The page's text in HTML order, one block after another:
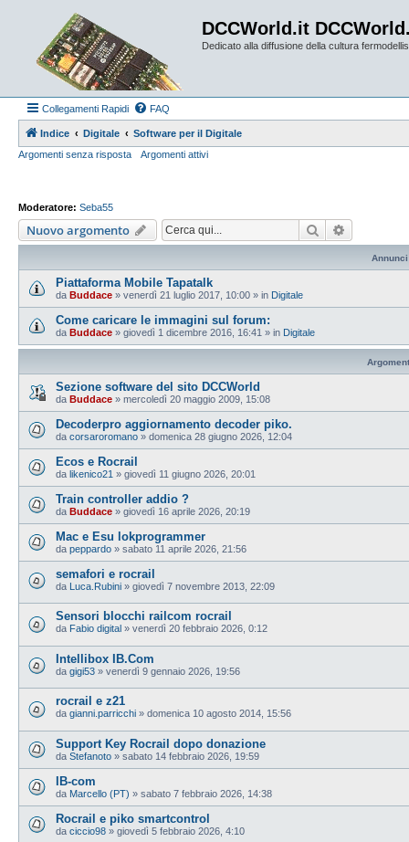
DCCWorld.it
Dedicato alla diffusione della cultura
Collegamenti Rapidi FAQ
Indice Digitale
Software per il Digitale
Argomenti senza risposta
Argomenti attivi
Moderatore: Seba55
Nuovo argomento Cerca
Annunci
Piattaforma Mobile Tapatalk
da Buddace » venerdì 21 luglio 2017, 10:00 » in Digitale
Come caricare le immagini sul forum:
da Buddace » giovedì 1 dicembre 2016, 16:41 » in Digitale
Sezione software del sito DCCWorld
da Buddace » mercoledì 20 maggio 2009, 15:08
Decoderpro aggiornamento decoder piko.
da corsaroromano » domenica 28 giugno 2026, 12:04
Ecos e Rocrail
da likenico21 » giovedì 11 giugno 2026, 20:01
Train controller addio ?
da Buddace » giovedì 16 aprile 2026, 20:19
Mac e Esu lokprogrammer
da peppardo » sabato 11 aprile 2026, 21:56
semafori e rocrail
da Luca.Rubini » giovedì 7 novembre 2013, 22:09
Sensori blocchi railcom rocrail
da Fabio digital » venerdì 20 febbraio 2026, 0:12
Intellibox IB.Com
da gigi53 » venerdì 9 gennaio 2026, 19:56
rocrail e z21
da gianni.parricchi » domenica 10 agosto 2014, 15:56
Support Key Rocrail dopo donazione
da Stefanoto » sabato 14 febbraio 2026, 19:59
IB-com
da Marcello (PT) » sabato 7 febbraio 2026, 14:38
Rocrail e piko smartcontrol
da ciccio98 » giovedì 5 febbraio 2026, 4:10